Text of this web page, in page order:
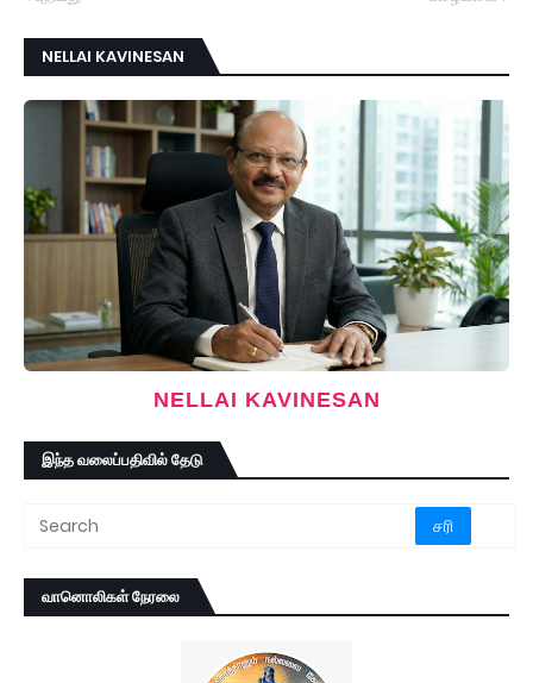
NELLAI KAVINESAN
NELLAI KAVINESAN
இந்த வலைப்பதிவில் தேடு
வானொலிகள் நேரலை